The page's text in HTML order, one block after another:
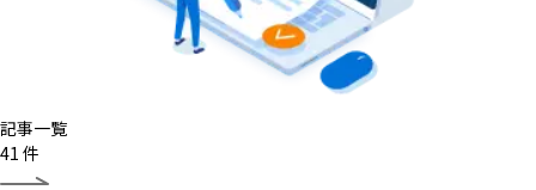
記事一覧
41 件